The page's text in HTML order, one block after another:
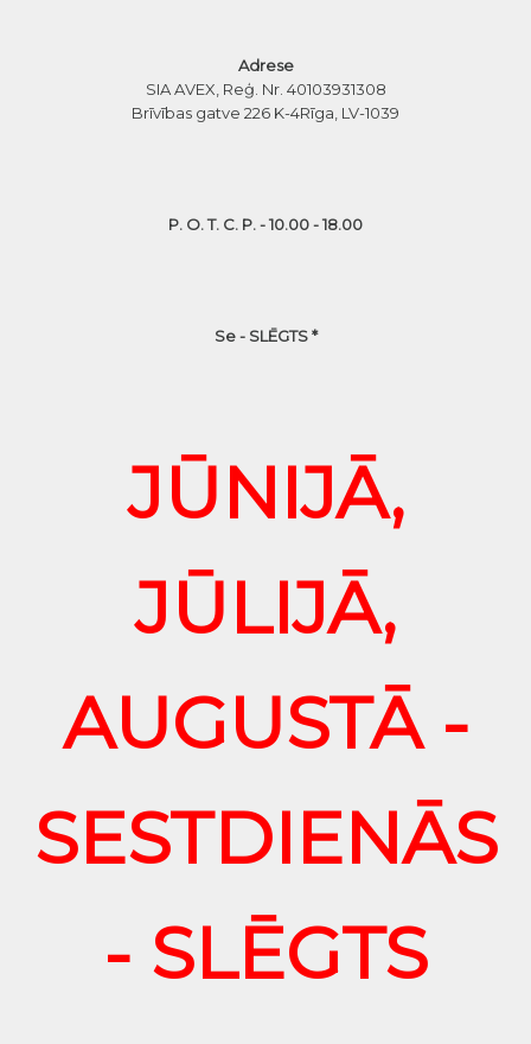
Adrese
SIA AVEX, Reģ. Nr. 40103931308
Brīvības gatve 226 K-4Rīga, LV-1039
P. O. T. C. P. - 10.00 - 18.00
Se - SLĒGTS *
JŪNIJĀ,
JŪLIJĀ,
AUGUSTĀ -
SESTDIENĀS
- SLĒGTS